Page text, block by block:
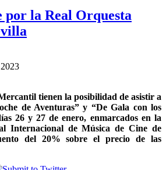
por la Real Orquesta
tienen la posibilidad de asistir a
de Aventuras” y “De Gala con los
26 y 27 de enero, enmarcados en la
Internacional de Música de Cine de
del 20% sobre el precio de las